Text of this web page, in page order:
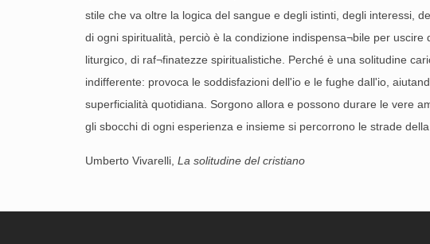
stile che va oltre la logica del sangue e degli istinti, degli interessi,
di ogni spiritualità, perciò è la condizione indispensa¬bile per
liturgico, di raf¬finatezze spiritualistiche. Perché è una solitudine
indifferente: provoca le soddisfazioni dell'io e le fughe dall'io,
superficialità quotidiana. Sorgono allora e possono durare le vere
gli sbocchi di ogni esperienza e insieme si percorrono le strade
Umberto Vivarelli, La solitudine del cristiano